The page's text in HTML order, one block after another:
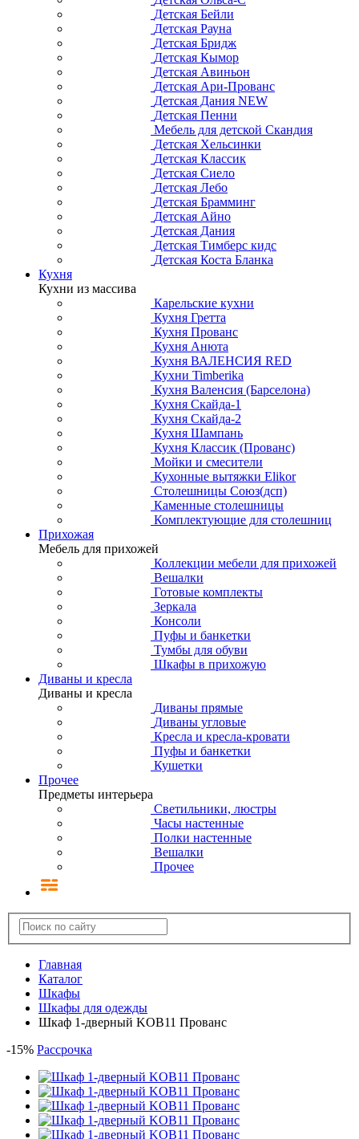
Детская Бейли
Детская Рауна
Детская Бридж
Детская Кымор
Детская Авиньон
Детская Ари-Прованс
Детская Дания NEW
Детская Пенни
Мебель для детской Скандия
Детская Хельсинки
Детская Классик
Детская Сиело
Детская Лебо
Детская Брамминг
Детская Айно
Детская Дания
Детская Тимберс кидс
Детская Коста Бланка
Кухня
Кухни из массива
Карельские кухни
Кухня Гретта
Кухня Прованс
Кухня Анюта
Кухня ВАЛЕНСИЯ RED
Кухни Timberika
Кухня Валенсия (Барселона)
Кухня Скайда-1
Кухня Скайда-2
Кухня Шампань
Кухня Классик (Прованс)
Мойки и смесители
Кухонные вытяжки Elikor
Столешницы Союз(дсп)
Каменные столешницы
Комплектующие для столешниц
Прихожая
Мебель для прихожей
Коллекции мебели для прихожей
Вешалки
Готовые комплекты
Зеркала
Консоли
Пуфы и банкетки
Тумбы для обуви
Шкафы в прихожую
Диваны и кресла
Диваны и кресла
Диваны прямые
Диваны угловые
Кресла и кресла-кровати
Пуфы и банкетки
Кушетки
Прочее
Предметы интерьера
Светильники, люстры
Часы настенные
Полки настенные
Вешалки
Прочее
Главная
Каталог
Шкафы
Шкафы для одежды
Шкаф 1-дверный KOB11 Прованс
-15% Рассрочка